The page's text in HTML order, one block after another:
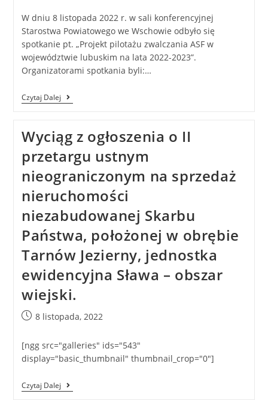
W dniu 8 listopada 2022 r. w sali konferencyjnej
Starostwa Powiatowego we Wschowie odbyło się
spotkanie pt. „Projekt pilotażu zwalczania ASF w
województwie lubuskim na lata 2022-2023”.
Organizatorami spotkania byli:…
Czytaj Dalej
Wyciąg z ogłoszenia o II
przetargu ustnym
nieograniczonym na sprzedaż
nieruchomości
niezabudowanej Skarbu
Państwa, położonej w obrębie
Tarnów Jezierny, jednostka
ewidencyjna Sława – obszar
wiejski.
8 listopada, 2022
[ngg src="galleries" ids="543"
display="basic_thumbnail" thumbnail_crop="0"]
Czytaj Dalej